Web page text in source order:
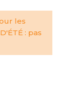
les
: pas